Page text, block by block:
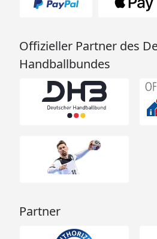
Offizieller Partner des
Handballbundes
Partner